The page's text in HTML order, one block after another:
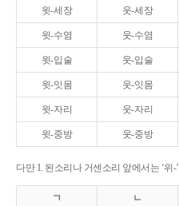
윗-세장 웃-세장
윗-수염 웃-수염
윗-입술 웃-입술
윗-잇몸 웃-잇몸
윗-자리 웃-자리
윗-중방 웃-중방
다만 1. 된소리나 거센소리 앞에서는 ‘위
ㄱ ㄴ